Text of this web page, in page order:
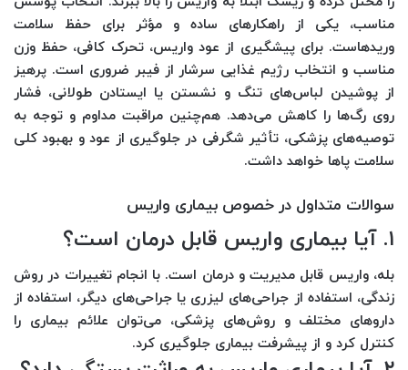
مناسب، یکی از راهکارهای ساده و مؤثر برای حفظ سلامت
وریدهاست. برای پیشگیری از عود واریس، تحرک کافی، حفظ وزن
مناسب و انتخاب رژیم غذایی سرشار از فیبر ضروری است. پرهیز
از پوشیدن لباس‌های تنگ و نشستن یا ایستادن طولانی، فشار
روی رگ‌ها را کاهش می‌دهد. هم‌چنین مراقبت مداوم و توجه به
توصیه‌های پزشکی، تأثیر شگرفی در جلوگیری از عود و بهبود کلی
سلامت پاها خواهد داشت.
سوالات متداول در خصوص بیماری واریس
۱. آیا بیماری واریس قابل درمان است؟
بله، واریس قابل مدیریت و درمان است. با انجام تغییرات در روش
زندگی، استفاده از جراحی‌های لیزری یا جراحی‌های دیگر، استفاده از
داروهای مختلف و روش‌های پزشکی، می‌توان علائم بیماری را
کنترل کرد و از پیشرفت بیماری جلوگیری کرد.